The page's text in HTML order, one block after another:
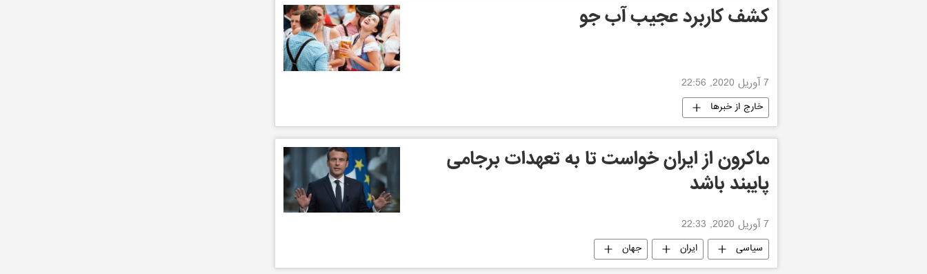
کشف کاربرد عجیب آب جو
7 آوریل 2020, 22:56
خارج از خبرها
ماکرون از ایران خواست تا به تعهدات برجامی
پایبند باشد
7 آوریل 2020, 22:33
سیاسی ایران جهان